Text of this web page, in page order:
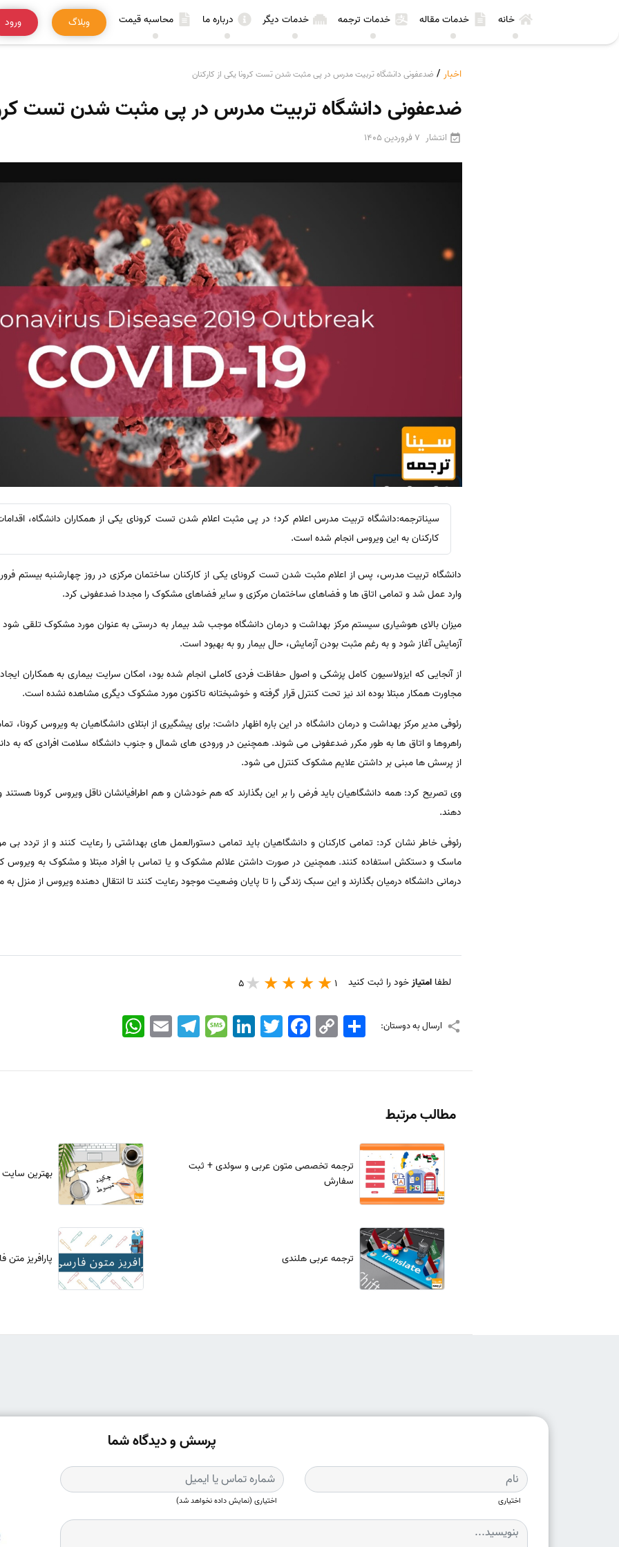
خانه خدمات مقاله خدمات ترجمه خدمات دیگر درباره ما محاسبه قیمت وبلاگ ورود
اخبار / ضدعفونی دانشگاه تربیت مدرس در پی مثبت شدن تست کرونا یکی از کارکنان
ضدعفونی دانشگاه تربیت مدرس در پی مثبت شدن تست
انتشار 7 فروردین 1405
سیناترجمه:دانشگاه تربیت مدرس اعلام کرد؛ در پی مثبت اعلام شدن تست کرونای یکی از همکاران دانشگاه، اقدامات
کارکنان به این ویروس انجام شده است.
دانشگاه تربیت مدرس، پس از اعلام مثبت شدن تست کرونای یکی از کارکنان ساختمان مرکزی در روز چهارشنبه بیستم
وارد عمل شد و تمامی اتاق ها و فضاهای ساختمان مرکزی و سایر فضاهای مشکوک را مجددا ضدعفونی کرد.
میزان بالای هوشیاری سیستم مرکز بهداشت و درمان دانشگاه موجب شد بیمار به درستی به عنوان مورد مشکوک تلقی شود
آزمایش آغاز شود و به رغم مثبت بودن آزمایش، حال بیمار رو به بهبود است.
از آنجایی که ایزولاسیون کامل پزشکی و اصول حفاظت فردی کاملی انجام شده بود، امکان سرایت بیماری به همکاران
مجاورت همکار مبتلا بوده اند نیز تحت کنترل قرار گرفته و خوشبختانه تاکنون مورد مشکوک دیگری مشاهده نشده است.
رئوفی مدیر مرکز بهداشت و درمان دانشگاه در این باره اظهار داشت: برای پیشگیری از ابتلای دانشگاهیان به ویروس
راهروها و اتاق ها به طور مکرر ضدعفونی می شوند. همچنین در ورودی های شمال و جنوب دانشگاه سلامت افرادی که به
از پرسش ها مبنی بر داشتن علایم مشکوک کنترل می شود.
وی تصریح کرد: همه دانشگاهیان باید فرض را بر این بگذارند که هم خودشان و هم اطرافیانشان ناقل ویروس کرونا
دهند.
رئوفی خاطر نشان کرد: تمامی کارکنان و دانشگاهیان باید تمامی دستورالعمل های بهداشتی را رعایت کنند و از تردد بی
ماسک و دستکش استفاده کنند. همچنین در صورت داشتن علائم مشکوک و یا تماس با افراد مبتلا و مشکوک به ویروس
درمانی دانشگاه درمیان بگذارند و این سبک زندگی را تا پایان وضعیت موجود رعایت کنند تا انتقال دهنده ویروس از منزل
لطفا امتیازخود را ثبت کنید 1
5
ارسال به دوستان: WhatsApp EmailTelegramMessageLinkedIn TwitterFacebook Copy
Link
اشتراک
مطالب مرتبط
ترجمه تخصصی متون عربی و سوئدی + ثبت
سفارش
بهترین
ترجمه عربی هلندی پارافریز متن
پرسش و دیدگاه شما
اختیاری اختیاری (نمایش داده نخواهد شد)